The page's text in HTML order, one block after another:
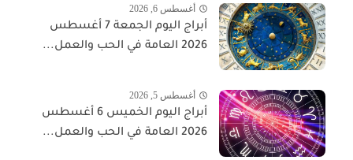
أغسطس 6, 2026
أبراج اليوم الجمعة 7 أغسطس
2026 العامة في الحب والعمل...
أغسطس 5, 2026
أبراج اليوم الخميس 6 أغسطس
2026 العامة في الحب والعمل...